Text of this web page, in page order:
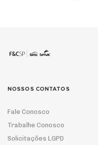
NOSSOS CONTATOS
Fale Conosco
Trabalhe Conosco
Solicitações LGPD